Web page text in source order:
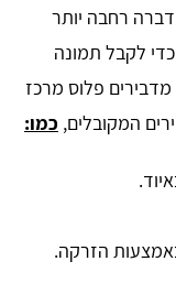
רחבה יותר
לקבל תמונה
פלוס מרכז
המקובלים, כמו: